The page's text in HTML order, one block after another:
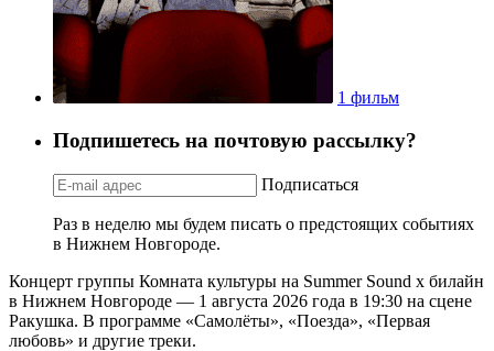
1 фильм
Подпишетесь на почтовую рассылку?
Подписаться
Раз в неделю мы будем писать о предстоящих событиях
в Нижнем Новгороде.
Концерт группы Комната культуры на Summer Sound х билайн
в Нижнем Новгороде — 1 августа 2026 года в 19:30 на сцене
Ракушка. В программе «Самолёты», «Поезда», «Первая
любовь» и другие треки.